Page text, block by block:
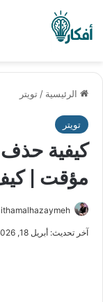
الرئيسية / تويتر
تويتر
كيفية
مؤقت |
آخر تحديث: أبريل 18, 2026